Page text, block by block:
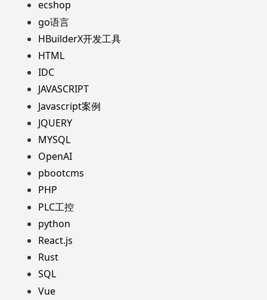
ecshop
go语言
HBuilderX开发工具
HTML
IDC
JAVASCRIPT
Javascript案例
JQUERY
MYSQL
OpenAI
pbootcms
PHP
PLC工控
python
React.js
Rust
SQL
Vue